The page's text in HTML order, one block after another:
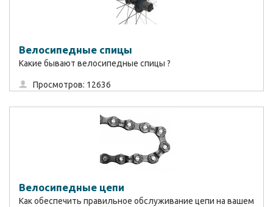
Велосипедные спицы
Какие бывают велосипедные спицы ?
Просмотров: 12636
Велосипедные цепи
Как обеспечить правильное обслуживание цепи на вашем